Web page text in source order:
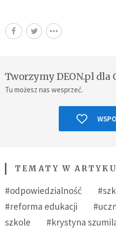
Tworzymy DEON.pl dla
Tu możesz nas wesprzeć.
TEMATY W
#odpowiedzialność
#reforma edukacji
szkole
#krystyna